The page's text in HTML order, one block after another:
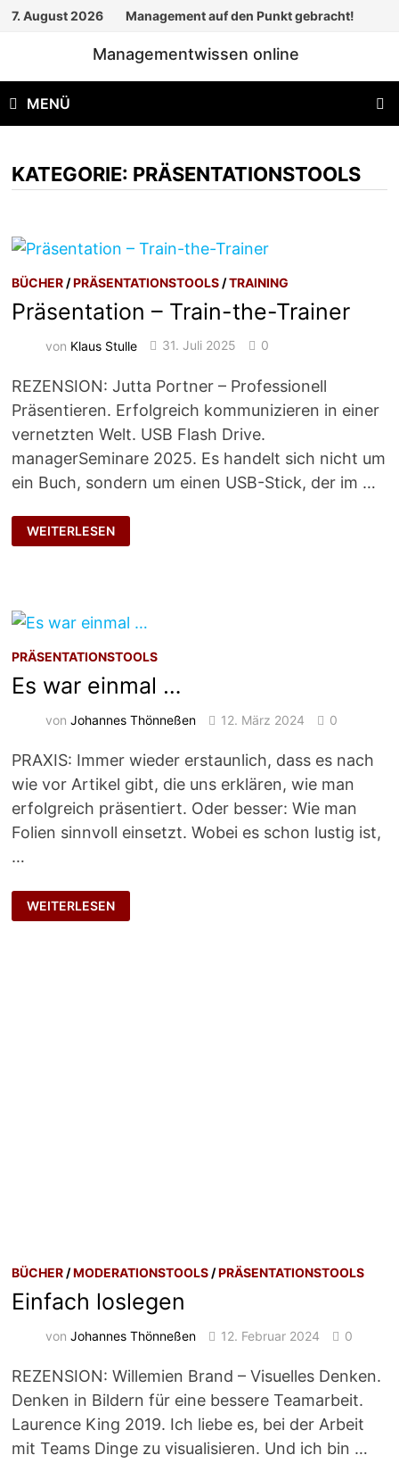
Zum
7. August 2026 Management auf den Punkt gebracht!
Managementwissen online
MENÜ
KATEGORIE: PRÄSENTATIONSTOOLS
BÜCHER /PRÄSENTATIONSTOOLS /TRAINING
Präsentation – Train-the-Trainer
von Klaus Stulle 31. Juli 2025 0
REZENSION: Jutta Portner – Professionell
Präsentieren. Erfolgreich kommunizieren in einer
vernetzten Welt. USB Flash Drive.
managerSeminare 2025. Es handelt sich nicht um
ein Buch, sondern um einen USB-Stick, der im …
PRÄSENTATION
–
TRAIN-
WEITERLESEN
PRÄSENTATIONSTOOLS
Es war einmal …
vonJohannes Thönneßen 12. März 2024 0
PRAXIS: Immer wieder erstaunlich, dass es nach
wie vor Artikel gibt, die uns erklären, wie man
erfolgreich präsentiert. Oder besser: Wie man
Folien sinnvoll einsetzt. Wobei es schon lustig ist,
…
ES
WAR
EINMAL
WEITERLESEN
BÜCHER /MODERATIONSTOOLS /PRÄSENTATIONSTOOLS
Einfach loslegen
vonJohannes Thönneßen 12. Februar 2024 0
REZENSION: Willemien Brand – Visuelles Denken.
Denken in Bildern für eine bessere Teamarbeit.
Laurence King 2019. Ich liebe es, bei der Arbeit
mit Teams Dinge zu visualisieren. Und ich bin …